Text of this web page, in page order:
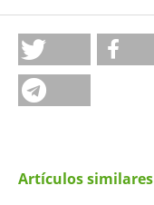
Artículos similares